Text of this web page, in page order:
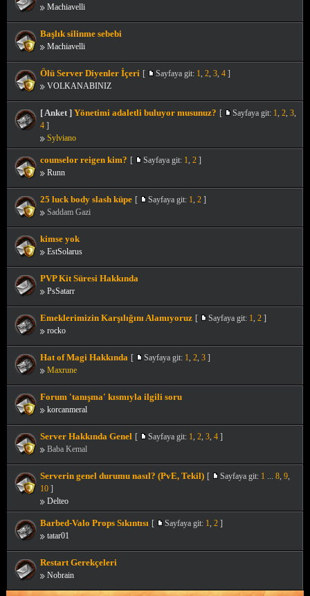
Machiavelli
Başlık silinme sebebi
Machiavelli
Ölü Server Diyenler İçeri [ Sayfaya git: 1, 2, 3, 4]
VOLKANABINIZ
[ Anket ] Yönetimi adaletli buluyor musunuz? [ Sayfaya git: 1, 2, 3,
4]
Sylviano
counselor reigen kim? [ Sayfaya git: 1, 2]
Runn
25 luck body slash küpe [ Sayfaya git: 1, 2]
Saddam Gazi
kimse yok
EstSolarus
PVP Kit Süresi Hakkında
PsSatarr
Emeklerimizin Karşılığını Alamıyoruz [ Sayfaya git: 1, 2]
rocko
Hat of Magi Hakkında [ Sayfaya git: 1, 2, 3]
Maxrune
Forum 'tanışma' kısmıyla ilgili soru
korcanmeral
Server Hakkında Genel [ Sayfaya git: 1, 2, 3, 4]
Baba Kemal
Serverin genel durumu nasıl? (PvE, Tekil) [ Sayfaya git: 1 ... 8, 9,
10]
Delteo
Barbed-Valo Props Sıkıntısı [ Sayfaya git: 1, 2]
tatar01
Restart Gerekçeleri
Nobrain